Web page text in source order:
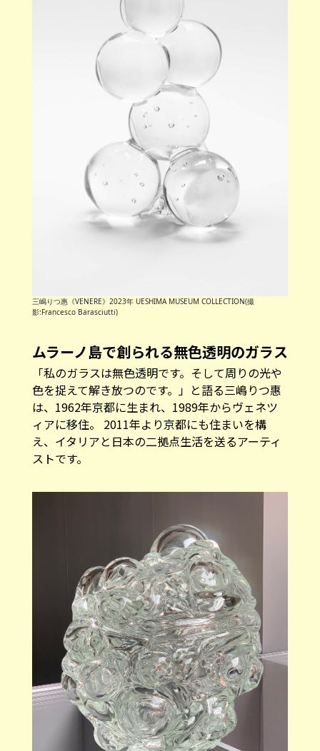
三嶋りつ惠《VENERE》2023年 UESHIMA MUSEUM COLLECTION(撮
影:Francesco Barasciutti)
ムラーノ島で創られる無色透明のガラス
「私のガラスは無色透明です。そして周りの光や
色を捉えて解き放つのです。」と語る三嶋りつ惠
は、1962年京都に生まれ、1989年からヴェネツ
ィアに移住。 2011年より京都にも住まいを構
え、イタリアと日本の二拠点生活を送るアーティ
ストです。